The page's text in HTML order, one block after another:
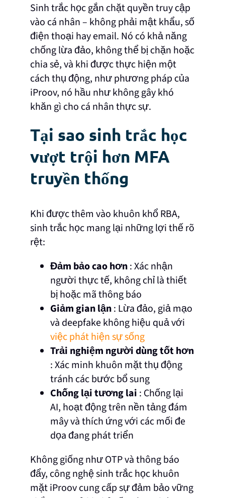
Sinh trắc học gắn chặt quyền truy cập
vào cá nhân – không phải mật khẩu, số
điện thoại hay email. Nó có khả năng
chống lừa đảo, không thể bị chặn hoặc
chia sẻ, và khi được thực hiện một
cách thụ động, như phương pháp của
iProov, nó hầu như không gây khó
khăn gì cho cá nhân thực sự.
Tại sao sinh trắc học
vượt trội hơn MFA
truyền thống
Khi được thêm vào khuôn khổ RBA,
sinh trắc học mang lại những lợi thế rõ
rệt:
Đảm bảo cao hơn: Xác nhận
người thực tế, không chỉ là thiết
bị hoặc mã thông báo
Giảm gian lận: Lừa đảo, giả mạo
và deepfake không hiệu quả với
việc phát hiện sự sống
Trải nghiệm người dùng tốt hơn
: Xác minh khuôn mặt thụ động
tránh các bước bổ sung
Chống lại tương lai : Chống lại
AI, hoạt động trên nền tảng đám
mây và thích ứng với các mối đe
dọa đang phát triển
Không giống như OTP và thông báo
đẩy, công nghệ sinh trắc học khuôn
mặt iProov cung cấp sự đảm bảo vững